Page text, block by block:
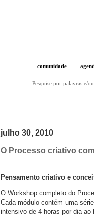
comunidade
Pesquise por palavras e/
julho 30, 2010
O Processo criativo
Pensamento criativo e
O Workshop completo do
Cada módulo contém uma
intensivo de 4 horas por dia